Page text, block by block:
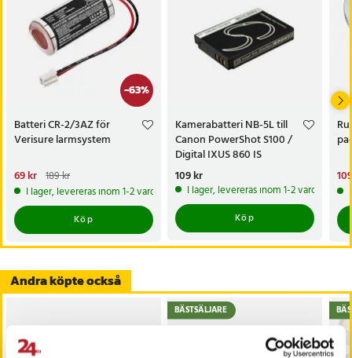
-63%
Batteri CR-2/3AZ för
Verisure larmsystem
Nuvarande pris
69 krTidigare pris:189 kr
69 kr 189 kr
I lager, levereras inom 1-2 vardagar
Köp
Kamerabatteri NB-5L till
Canon PowerShot S100 /
Digital IXUS 860 IS
Pris:109 kr
109 kr
I lager, levereras inom 1-2 vardagar
Köp
Andra köpte också
BÄSTSÄLJARE